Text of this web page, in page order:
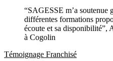
“SAGESSE m’a soutenue
différentes formations
écoute et sa disponibilité”,
à Cogolin
Témoignage Franchisé